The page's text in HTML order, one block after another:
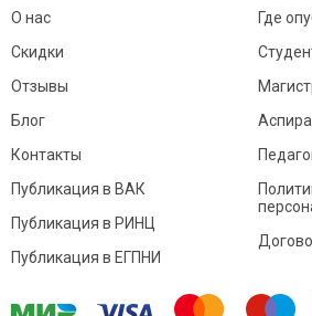
О нас
Скидки
Отзывы
Блог
Контакты
Где
Публикация в ВАК
Публикация в РИНЦ
Публикация в ЕГПНИ